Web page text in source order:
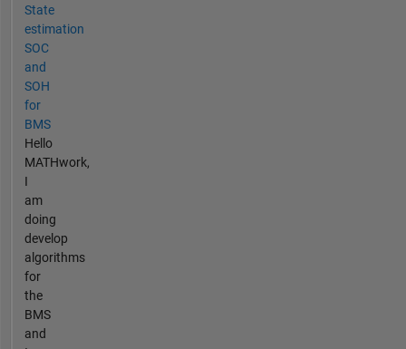
State
estimation
SOC
and
SOH
for
BMS
Hello
MATHwork,
I
am
doing
develop
algorithms
for
the
BMS
and